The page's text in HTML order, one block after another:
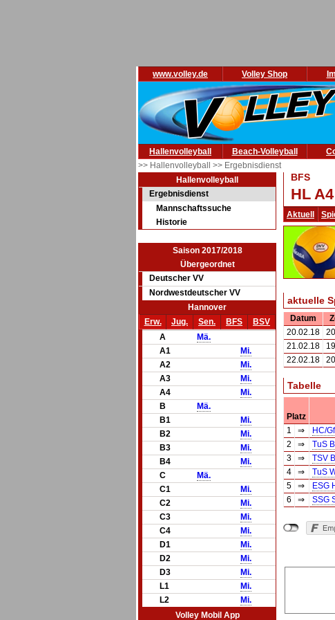
www.volley.de Volley Shop
Hallenvolleyball Beach-Volleyball
>> Hallenvolleyball >> Ergebnisdienst
Hallenvolleyball
Ergebnisdienst
Mannschaftssuche
Historie
Saison 2017/2018
Übergeordnet
Deutscher VV
Nordwestdeutscher VV
Hannover
Erw.
Jug. Sen. BFS
BSV
A
Mä.
A1
Mi.
A2
Mi.
A3
Mi.
A4
Mi.
B
Mä.
B1
Mi.
B2
Mi.
B3
Mi.
B4
Mi.
C
Mä.
C1
Mi.
C2
Mi.
C3
Mi.
C4
Mi.
D1
Mi.
D2
Mi.
D3
Mi.
L1
Mi.
L2
Mi.
Volley Mobil App
BFS
HL
Aktuell
aktuelle
Datum
20.02.18
21.02.18
22.02.18
Tabelle
Platz
1
⇒ HC/
2
⇒ TuS
3
⇒ TSV
4
⇒ TuS
5
⇒ ESG
6
⇒ SSG